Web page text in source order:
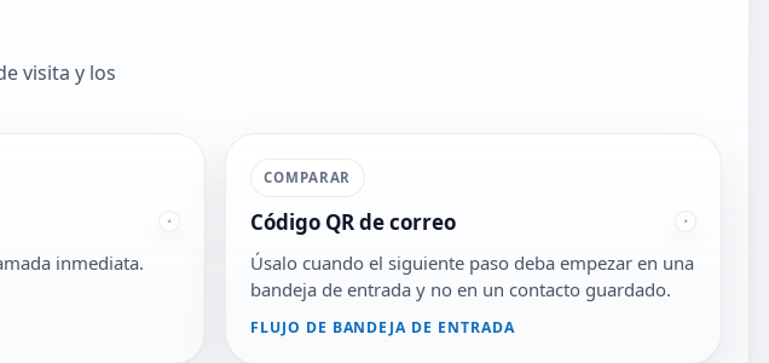
visita y los
inmediata.
COMPARAR
Código QR de correo
Úsalo cuando el siguiente paso deba empezar en una
bandeja de entrada y no en un contacto guardado.
FLUJO DE BANDEJA DE ENTRADA